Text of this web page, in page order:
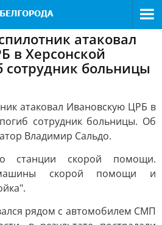
атаковал
в Херсонской
сотрудник больницы
атаковал Ивановскую ЦРБ в
сотрудник больницы. Об
Владимир Сальдо.
станции скорой помощи.
скорой помощи и
рядом с автомобилем СМП